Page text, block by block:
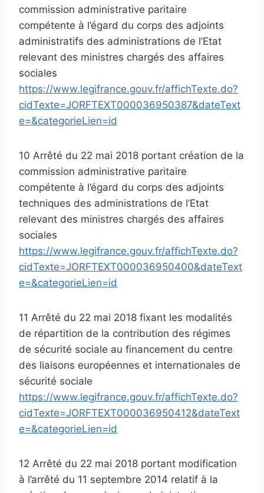
commission administrative paritaire
compétente à l’égard du corps des adjoints
administratifs des administrations de l’Etat
relevant des ministres chargés des affaires
sociales
https://www.legifrance.gouv.fr/affichTexte.do?
cidTexte=JORFTEXT000036950387&dateText
e=&categorieLien=id
10 Arrêté du 22 mai 2018 portant création de la
commission administrative paritaire
compétente à l’égard du corps des adjoints
techniques des administrations de l’Etat
relevant des ministres chargés des affaires
sociales
https://www.legifrance.gouv.fr/affichTexte.do?
cidTexte=JORFTEXT000036950400&dateText
e=&categorieLien=id
11 Arrêté du 22 mai 2018 fixant les modalités
de répartition de la contribution des régimes
de sécurité sociale au financement du centre
des liaisons européennes et internationales de
sécurité sociale
https://www.legifrance.gouv.fr/affichTexte.do?
cidTexte=JORFTEXT000036950412&dateText
e=&categorieLien=id
12 Arrêté du 22 mai 2018 portant modification
à l’arrêté du 11 septembre 2014 relatif à la